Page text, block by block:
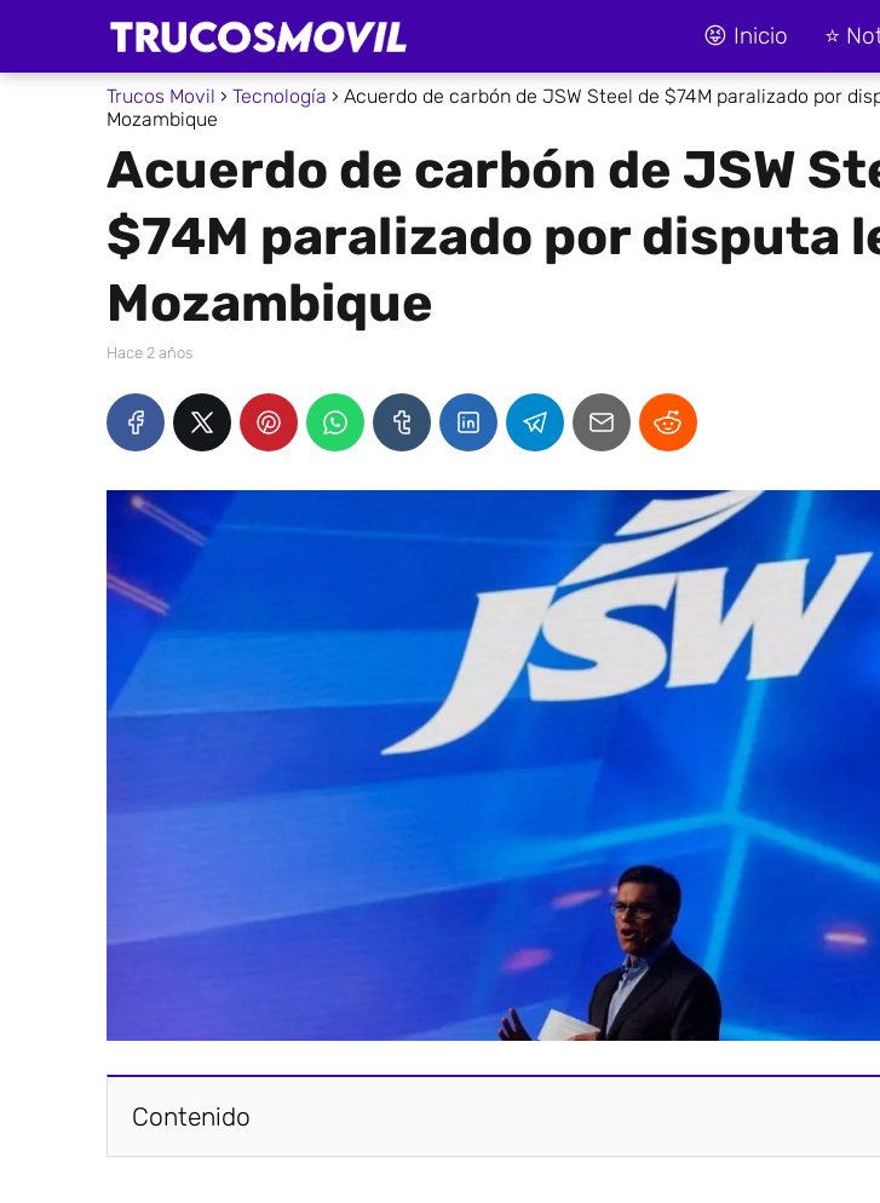
😝 Inicio ⭐
Trucos Movil Tecnología
Acuerdo de carbón de JSW Steel de $74M paralizado por
Mozambique
Acuerdo de carbón de JSW
$74M paralizado por disputa
Mozambique
hace 2 años
Contenido